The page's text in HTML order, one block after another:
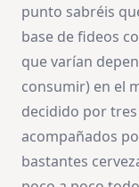
punto sabréis
base de fideos
que varían
consumir) en el
decidido por
acompañados
bastantes